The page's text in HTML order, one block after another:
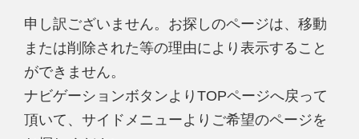
申し訳ございません。お探しのページは、移動
または削除された等の理由により表示すること
ができません。
ナビゲーションボタンよりTOPページへ戻って
頂いて、サイドメニューよりご希望のページを